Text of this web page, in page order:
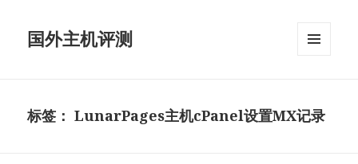
国外主机评测
标签：LunarPages主机cPanel设置MX记录